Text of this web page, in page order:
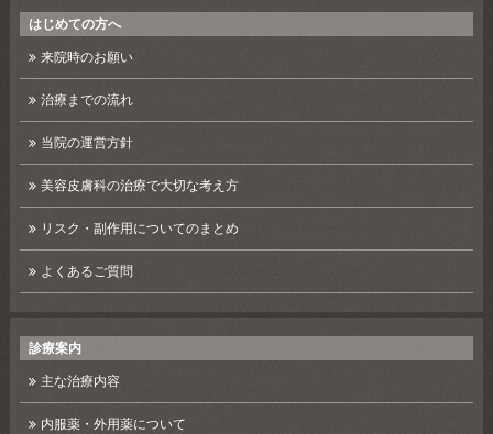
はじめての方へ
来院時のお願い
治療までの流れ
当院の運営方針
美容皮膚科の治療で大切な考え方
リスク・副作用についてのまとめ
よくあるご質問
診療案内
主な治療内容
内服薬・外用薬について